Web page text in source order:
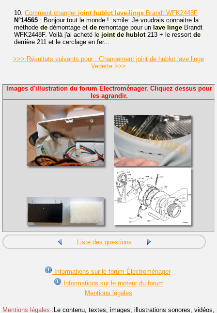
10. Comment changer joint hublot lave- linge Brandt WFK2448F
N°14565 : Bonjour tout le monde ! :smile: Je voudrais connaitre la
méthode de démontage et de remontage pour un lave linge Brandt
WFK2448F. Voilà j'ai acheté le joint de hublot213 + le ressort de
derrière 211 et le cerclage en fer...
>>> Résultats suivants pour : Changement joint de hublot lave linge
Vedette >>>
Images d'illustration du forum Électroménager. Cliquez dessus pour
les agrandir.
Liste des questions
Informations sur le forum Électroménager
Informations sur le moteur du forum
Mentions légales
Mentions légales :Le contenu, textes, images, illustrations sonores, vidéos,